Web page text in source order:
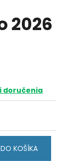
2026
doručenia
DO KOŠÍKA